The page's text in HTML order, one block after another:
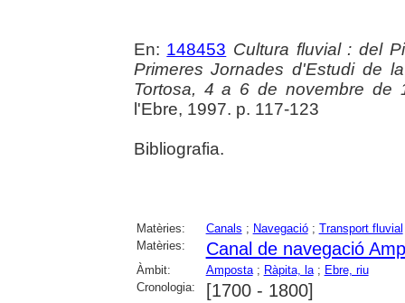
En: 148453 Cultura fluvial : del
Primeres Jornades d'Estudi de
Tortosa, 4 a 6 de novembre de
l'Ebre, 1997. p. 117-123
Bibliografia.
Matèries: Canals ; Navegació; Transport fluvial
Matèries:
Canal de navegació
Àmbit: Amposta; Ràpita, la; Ebre, riu
Cronologia:
[1700 - 1800]